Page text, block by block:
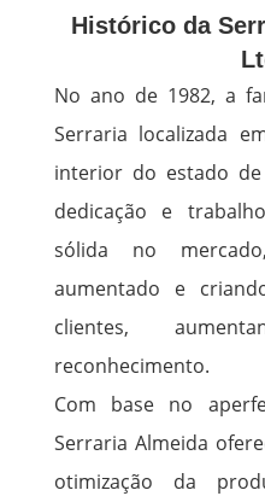
Histórico da
No ano de 1982, a
Serraria localizada
interior do estado
dedicação e
sólida no
aumentado e
clientes,
reconhecimento.
Com base no
Serraria Almeida
otimização da